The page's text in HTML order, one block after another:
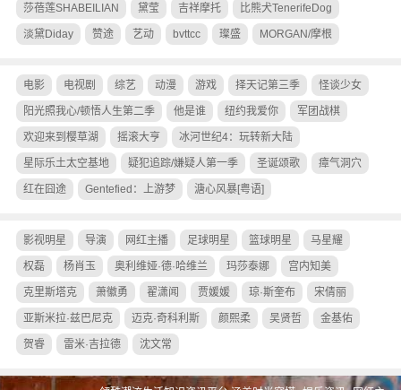
莎蓓莲SHABEILIAN 黛莹 吉祥摩托 比熊犬TenerifeDog
淡黛Diday 赞途 艺动 bvttcc 璨盛 MORGAN/摩根
电影 电视剧 综艺 动漫 游戏 择天记第三季 怪谈少女
阳光照我心/顿悟人生第二季 他是谁 纽约我爱你 军团战棋
欢迎来到樱草湖 摇滚大亨 冰河世纪4：玩转新大陆
星际乐土太空基地 疑犯追踪/嫌疑人第一季 圣诞颂歌 瘴气洞穴
红在囧途 Gentefied：上游梦 溏心风暴[粤语]
影视明星 导演 网红主播 足球明星 篮球明星 马星耀
权磊 杨肖玉 奥利维娅·德·哈维兰 玛莎泰娜 宫内知美
克里斯塔克 萧徽勇 翟潇闻 贾媛媛 琼·斯奎布 宋倩丽
亚斯米拉·兹巴尼克 迈克·奇科利斯 颜熙柔 吴贤哲 金基佑
贺睿 雷米·吉拉德 沈文常